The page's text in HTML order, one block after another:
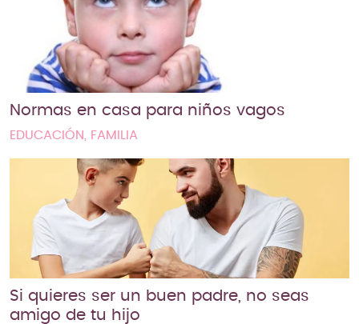
Normas en casa para niños vagos
EDUCACIÓN, FAMILIA
Si quieres ser un buen padre, no seas
amigo de tu hijo